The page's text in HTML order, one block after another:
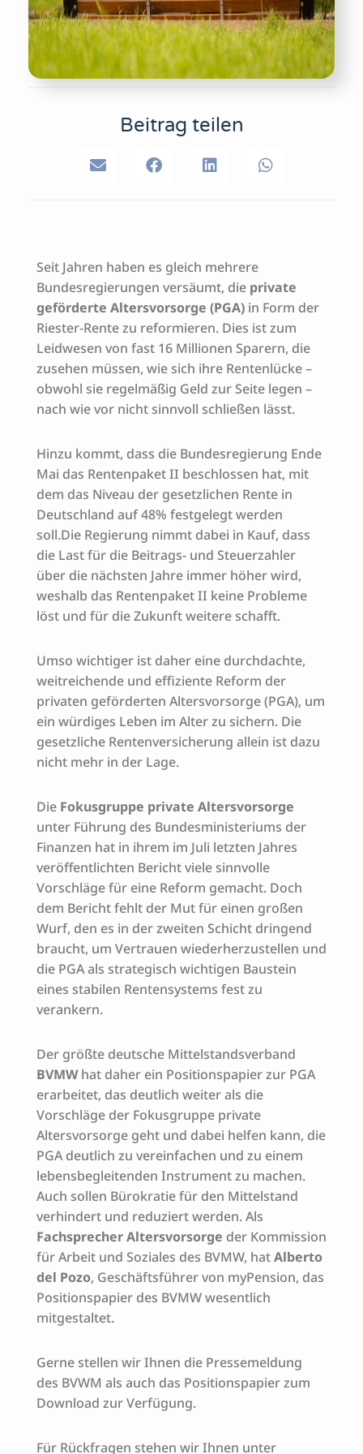
Beitrag teilen
Seit Jahren haben es gleich mehrere
Bundesregierungen versäumt, die private
geförderte Altersvorsorge (PGA) in Form der
Riester-Rente zu reformieren. Dies ist zum
Leidwesen von fast 16 Millionen Sparern, die
zusehen müssen, wie sich ihre Rentenlücke –
obwohl sie regelmäßig Geld zur Seite legen –
nach wie vor nicht sinnvoll schließen lässt.
Hinzu kommt, dass die Bundesregierung Ende
Mai das Rentenpaket II beschlossen hat, mit
dem das Niveau der gesetzlichen Rente in
Deutschland auf 48% festgelegt werden
soll.Die Regierung nimmt dabei in Kauf, dass
die Last für die Beitrags- und Steuerzahler
über die nächsten Jahre immer höher wird,
weshalb das Rentenpaket II keine Probleme
löst und für die Zukunft weitere schafft.
Umso wichtiger ist daher eine durchdachte,
weitreichende und effiziente Reform der
privaten geförderten Altersvorsorge (PGA), um
ein würdiges Leben im Alter zu sichern. Die
gesetzliche Rentenversicherung allein ist dazu
nicht mehr in der Lage.
Die Fokusgruppe private Altersvorsorge
unter Führung des Bundesministeriums der
Finanzen hat in ihrem im Juli letzten Jahres
veröffentlichten Bericht viele sinnvolle
Vorschläge für eine Reform gemacht. Doch
dem Bericht fehlt der Mut für einen großen
Wurf, den es in der zweiten Schicht dringend
braucht, um Vertrauen wiederherzustellen und
die PGA als strategisch wichtigen Baustein
eines stabilen Rentensystems fest zu
verankern.
Der größte deutsche Mittelstandsverband
BVMWhat daher ein Positionspapier zur PGA
erarbeitet, das deutlich weiter als die
Vorschläge der Fokusgruppe private
Altersvorsorge geht und dabei helfen kann, die
PGA deutlich zu vereinfachen und zu einem
lebensbegleitenden Instrument zu machen.
Auch sollen Bürokratie für den Mittelstand
verhindert und reduziert werden. Als
Fachsprecher Altersvorsorge der Kommission
für Arbeit und Soziales des BVMW, hatAlberto
del Pozo, Geschäftsführer von myPension, das
Positionspapier des BVMW wesentlich
mitgestaltet.
Gerne stellen wir Ihnen die Pressemeldung
des BVWM als auch das Positionspapier zum
Download zur Verfügung.
Für Rückfragen stehen wir Ihnen unter